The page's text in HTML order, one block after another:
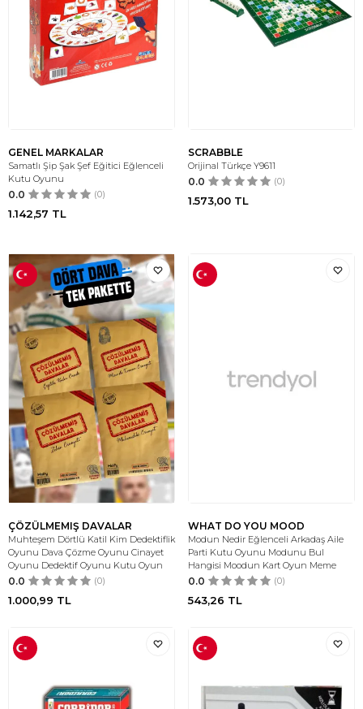
GENEL MARKALAR
Samatlı Şip Şak Şef Eğitici Eğlenceli
Kutu Oyunu
0.0 (0)
1.142,57 TL
SCRABBLE
Orijinal Türkçe Y9611
0.0 (0)
1.573,00 TL
ÇÖZÜLMEMIŞ DAVALAR
Muhteşem Dörtlü Katil Kim Dedektiflik
Oyunu Dava Çözme Oyunu Cinayet
Oyunu Dedektif Oyunu Kutu Oyun
0.0 (0)
1.000,99 TL
WHAT DO YOU MOOD
Modun Nedir Eğlenceli Arkadaş Aile
Parti Kutu Oyunu Modunu Bul
Hangisi Moodun Kart Oyun Meme
0.0 (0)
543,26 TL